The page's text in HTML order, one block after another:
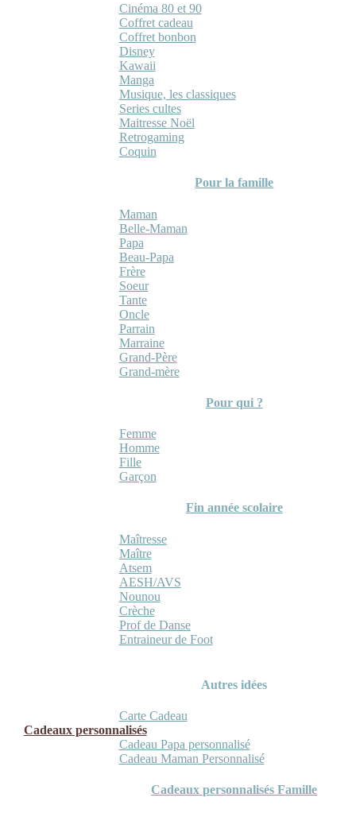
Cinéma 80 et 90
Coffret cadeau
Coffret bonbon
Disney
Kawaii
Manga
Musique, les classiques
Series cultes
Maitresse Noël
Retrogaming
Coquin
Pour la famille
Maman
Belle-Maman
Papa
Beau-Papa
Frère
Soeur
Tante
Oncle
Parrain
Marraine
Grand-Père
Grand-mère
Pour qui ?
Femme
Homme
Fille
Garçon
Fin année scolaire
Maîtresse
Maître
Atsem
AESH/AVS
Nounou
Crèche
Prof de Danse
Entraineur de Foot
Autres idées
Carte Cadeau
Cadeaux personnalisés
Cadeau Papa personnalisé
Cadeau Maman Personnalisé
Cadeaux personnalisés Famille